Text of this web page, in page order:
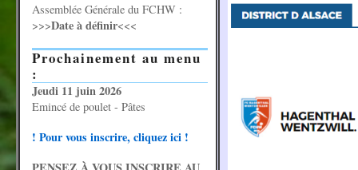
Assemblée Générale du FCHW :
>>>Date à définir<<<
Prochainement au menu
:
Jeudi 11 juin 2026
Emincé de poulet - Pâtes
! Pour vous inscrire, cliquez ici !